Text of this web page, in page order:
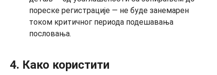
пореске регистрације — не буде занемарен
током критичног периода подешавања
пословања.
4. Како користити